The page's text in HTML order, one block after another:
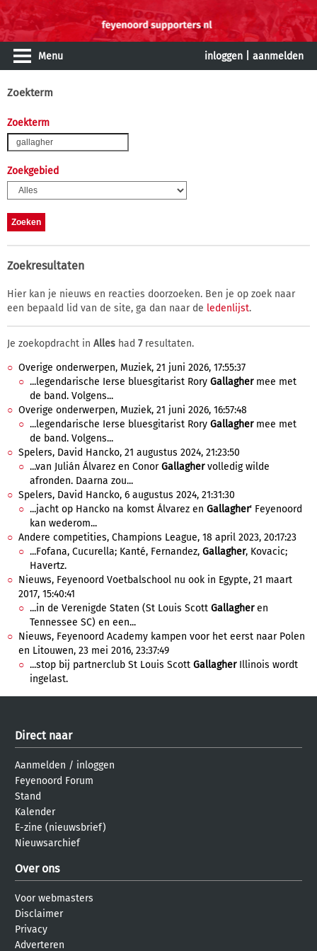
Menu inloggen aanmelden
Zoekterm
Zoekterm
Zoekgebied
Zoekresultaten
Hier kan je nieuws en reacties doorzoeken. Ben je op zoek naar
een bepaald lid van de site, ga dan naar de ledenlijst.
Je zoekopdracht in Alles had 7resultaten.
Overige onderwerpen, Muziek, 21 juni 2026, 17:55:37
...legendarische Ierse bluesgitarist Rory Gallaghermee met
de band. Volgens...
Overige onderwerpen, Muziek, 21 juni 2026, 16:57:48
...legendarische Ierse bluesgitarist Rory Gallaghermee met
de band. Volgens...
Spelers, David Hancko, 21 augustus 2024, 21:23:50
...van Julián Álvarez en ConorGallaghervolledig wilde
afronden. Daarna zou...
Spelers, David Hancko, 6 augustus 2024, 21:31:30
...jacht op Hancko na komst Álvarez en Gallagher' Feyenoord
kan wederom...
Andere competities, Champions League, 18 april 2023, 20:17:23
...Fofana, Cucurella; Kanté, Fernandez, Gallagher, Kovacic;
Havertz.
Nieuws, Feyenoord Voetbalschool nu ook in Egypte, 21 maart
2017, 15:40:41
...in de Verenigde Staten (St Louis Scott Gallagheren
Tennessee SC) en een...
Nieuws, Feyenoord Academy kampen voor het eerst naar Polen
en Litouwen, 23 mei 2016, 23:37:49
...stop bij partnerclub St Louis Scott GallagherIllinois wordt
ingelast.
Direct naar
Aanmelden / inloggen
Feyenoord Forum
Stand
Kalender
E-zine (nieuwsbrief)
Nieuwsarchief
Over ons
Voor webmasters
Disclaimer
Privacy
Adverteren